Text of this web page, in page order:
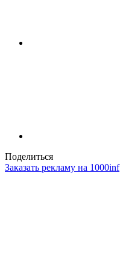
Поделиться
Заказать рекламу на 1000inf